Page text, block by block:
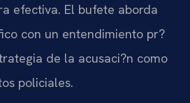
efectiva. El bufete aborda
con un entendimiento pr?
de la acusaci?n como
policiales.